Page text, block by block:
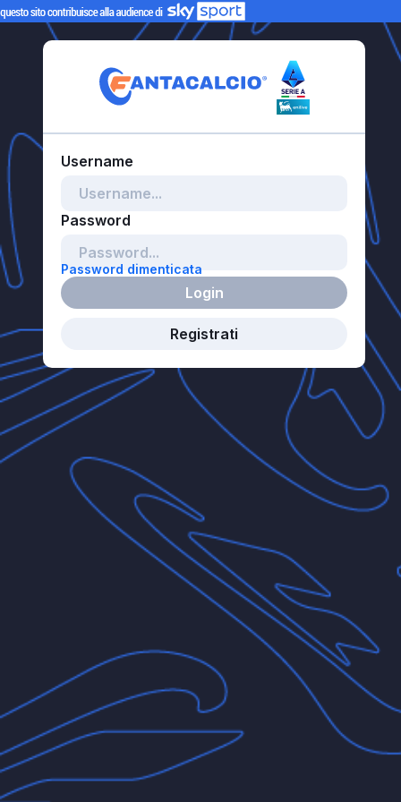
Password dimenticata
Login
Registrati